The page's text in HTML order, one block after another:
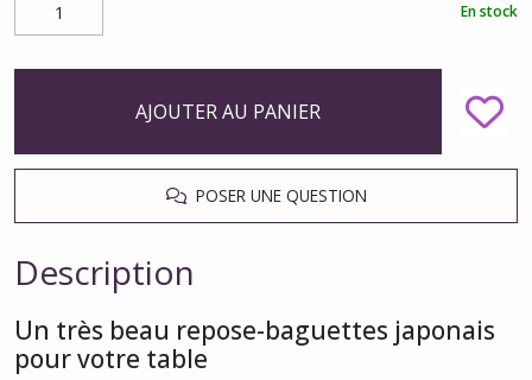
En stock
AJOUTER AU PANIER
POSER UNE QUESTION
Description
Un très beau repose-baguettes japonais
pour votre table